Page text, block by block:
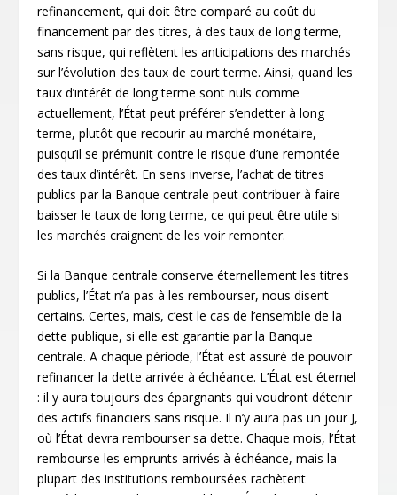
refinancement, qui doit être comparé au coût du
financement par des titres, à des taux de long terme,
sans risque, qui reflètent les anticipations des marchés
sur l’évolution des taux de court terme. Ainsi, quand les
taux d’intérêt de long terme sont nuls comme
actuellement, l’État peut préférer s’endetter à long
terme, plutôt que recourir au marché monétaire,
puisqu’il se prémunit contre le risque d’une remontée
des taux d’intérêt. En sens inverse, l’achat de titres
publics par la Banque centrale peut contribuer à faire
baisser le taux de long terme, ce qui peut être utile si
les marchés craignent de les voir remonter.
Si la Banque centrale conserve éternellement les titres
publics, l’État n’a pas à les rembourser, nous disent
certains. Certes, mais, c’est le cas de l’ensemble de la
dette publique, si elle est garantie par la Banque
centrale. A chaque période, l’État est assuré de pouvoir
refinancer la dette arrivée à échéance. L’État est éternel
: il y aura toujours des épargnants qui voudront détenir
des actifs financiers sans risque. Il n’y aura pas un jour J,
où l’État devra rembourser sa dette. Chaque mois, l’État
rembourse les emprunts arrivés à échéance, mais la
plupart des institutions remboursées rachètent